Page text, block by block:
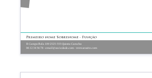
06 12 34 56 78 - email@sociedade.com - www.seusite.com
Primeiro nome Sobrenome - Função
R Campo Bola 109 2525-555 Quinta Carocho